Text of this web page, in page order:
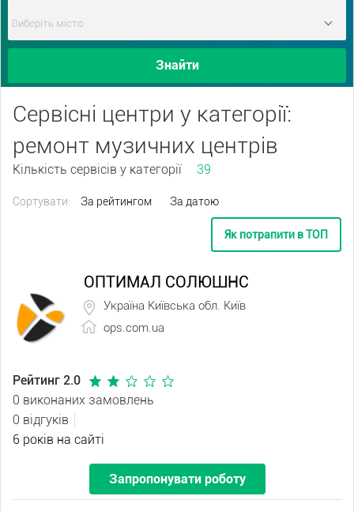
Знайти
Сервісні центри у категорії:
ремонт музичних центрів
Кількість сервісів у категорії 39
Сортувати: За рейтингом За датою
Як потрапити в ТОП
ОПТИМАЛ СОЛЮШНС
Україна Київська обл. Київ
ops.com.ua
Рейтинг 2.0
0 виконаних замовлень
0 відгуків
6 років на сайті
Запропонувати роботу